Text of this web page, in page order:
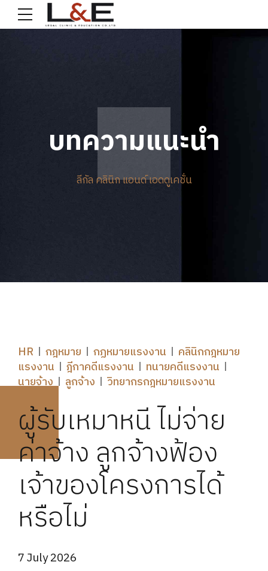
บทความแนะนำ
ลีกัล คลินิก แอนด์ เอดดูเคชั่น
HR กฎหมาย กฏหมายแรงงาน
คลินิกกฎหมาย
แรงงาน
ฎีกาคดีแรงงาน
ทนายคดีแรงงาน
นายจ้าง
ลูกจ้าง วิทยากรกฎหมายแรงงาน
ผู้รับเหมาหนี ไม่จ่าย
ค่าจ้าง ลูกจ้างฟ้อง
เจ้าของโครงการได้
หรือไม่
7 July 2026